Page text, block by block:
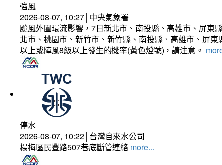
強風
2026-08-07, 10:27│中央氣象署
颱風外圍環流影響，7日新北市、南投縣、高雄市、屏東
北市、桃園市、新竹市、新竹縣、南投縣、高雄市、屏
以上或陣風8級以上發生的機率(黃色燈號)，請注意。
停水
2026-08-07, 10:22│台灣自來水公司
楊梅區民豐路507巷底斷管連絡 more...